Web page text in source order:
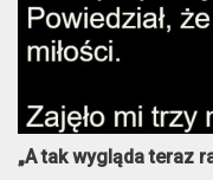
„A tak wygląda teraz